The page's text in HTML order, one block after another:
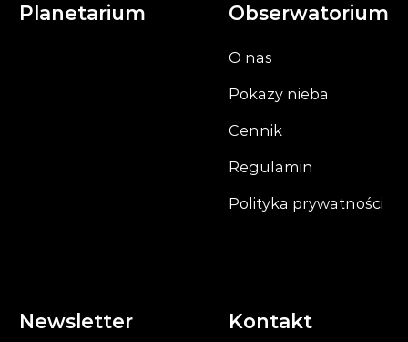
Planetarium Obserwatorium
O nas
Pokazy nieba
Cennik
Regulamin
Polityka prywatności
Newsletter Kontakt